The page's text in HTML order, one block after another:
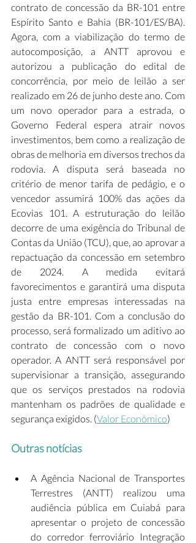
contrato de concessão da BR-101 entre
Espírito Santo e Bahia (BR-101/ES/BA).
Agora, com a viabilização do termo de
autocomposição, a ANTT aprovou e
autorizou a publicação do edital de
concorrência, por meio de leilão a ser
realizado em 26 de junho deste ano. Com
um novo operador para a estrada, o
Governo Federal espera atrair novos
investimentos, bem como a realização de
obras de melhoria em diversos trechos da
rodovia. A disputa será baseada no
critério de menor tarifa de pedágio, e o
vencedor assumirá 100% das ações da
Ecovias 101. A estruturação do leilão
decorre de uma exigência do Tribunal de
Contas da União (TCU), que, ao aprovar a
repactuação da concessão em setembro
de 2024. A medida evitará
favorecimentos e garantirá uma disputa
justa entre empresas interessadas na
gestão da BR-101. Com a conclusão do
processo, será formalizado um aditivo ao
contrato de concessão com o novo
operador. A ANTT será responsável por
supervisionar a transição, assegurando
que os serviços prestados na rodovia
mantenham os padrões de qualidade e
segurança exigidos. (Valor Econômico)
Outras notícias
A Agência Nacional de Transportes
Terrestres (ANTT) realizou uma
audiência pública em Cuiabá para
apresentar o projeto de concessão
do corredor ferroviário Integração